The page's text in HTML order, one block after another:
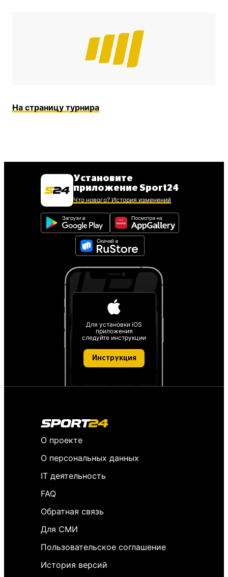
На страницу турнира
Установите
приложение Sport24
Что нового? История изменений
Для установки iOS
приложения
следуйте инструкции
Инструкция
О проекте
О персональных данных
IT деятельность
FAQ
Обратная связь
Для СМИ
Пользовательское соглашение
История версий